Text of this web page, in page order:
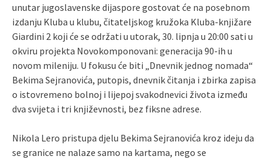
unutar jugoslavenske dijaspore gostovat će na posebnom
izdanju Kluba u klubu, čitateljskog kružoka Kluba-knjižare
Giardini 2 koji će se održati u utorak, 30. lipnja u 20:00 sati u
okviru projekta Novokomponovani: generacija 90-ih u
novom mileniju. U fokusu će biti „Dnevnik jednog nomada“
Bekima Sejranovića, putopis, dnevnik čitanja i zbirka zapisa
o istovremeno bolnoj i lijepoj svakodnevici života između
dva svijeta i tri književnosti, bez fiksne adrese.
Nikola Lero pristupa djelu Bekima Sejranovića kroz ideju da
se granice ne nalaze samo na kartama, nego se